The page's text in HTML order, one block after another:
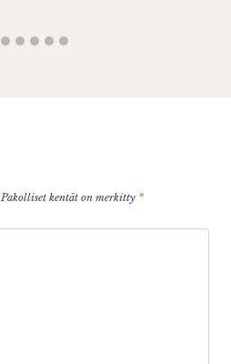
Pakolliset kentät on merkitty *